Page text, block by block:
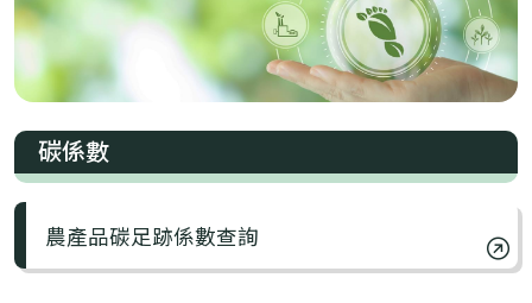
碳係數
農產品碳足跡係數查詢